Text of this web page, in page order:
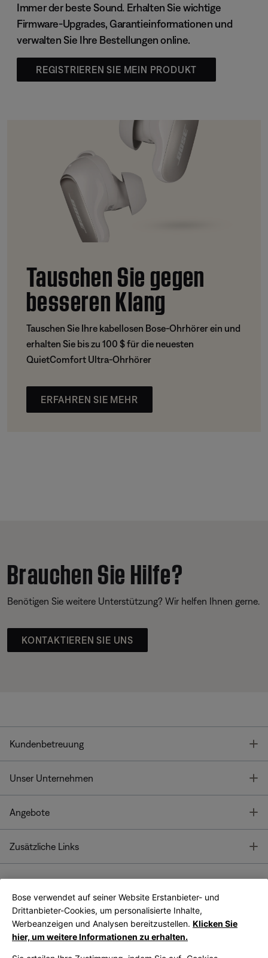
Immer der beste Sound. Erhalten Sie wichtige
Firmware-Upgrades, Garantieinformationen und
verwalten Sie Ihre Bestellungen online.
REGISTRIEREN SIE MEIN PRODUKT
Tauschen Sie gegen
besseren Klang
Tauschen Sie Ihre kabellosen Bose-Ohrhörer ein und
erhalten Sie bis zu 100 $ für die neuesten
QuietComfort Ultra-Ohrhörer
ERFAHREN SIE MEHR
Brauchen Sie Hilfe?
Benötigen Sie weitere Unterstützung? Wir helfen Ihnen gerne.
KONTAKTIEREN SIE UNS
Kundenbetreuung
Unser Unternehmen
Angebote
Zusätzliche Links
Bose App
Bose Connect
App
Bose verwendet auf seiner Website Erstanbieter- und
Drittanbieter-Cookies, um personalisierte Inhalte,
Werbeanzeigen und Analysen bereitzustellen. Klicken Sie
hier, um weitere Informationen zu erhalten.